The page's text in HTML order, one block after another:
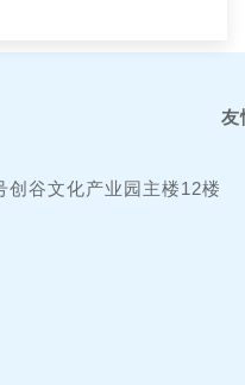
创谷文化产业园主楼12楼
友